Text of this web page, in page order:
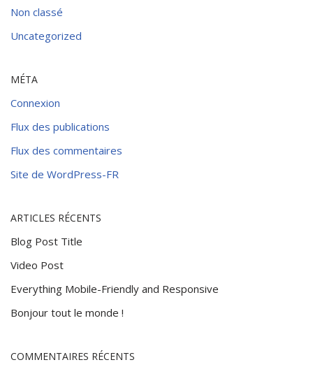
Non classé
Uncategorized
MÉTA
Connexion
Flux des publications
Flux des commentaires
Site de WordPress-FR
ARTICLES RÉCENTS
Blog Post Title
Video Post
Everything Mobile-Friendly and Responsive
Bonjour tout le monde !
COMMENTAIRES RÉCENTS